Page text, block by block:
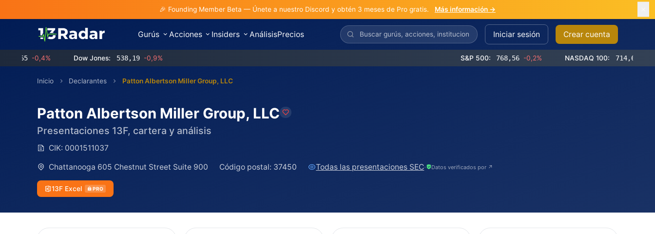
🎉 Founding Member Beta — Únete a nuestro Discord y obtén 3 meses de Pro gratis. Más información →
Gurús Acciones Insiders AnálisisPrecios Iniciar sesión Crear cuenta
-0,4% Dow Jones: 538,19 -0,9% S&P 500: 768,56 -0,2% NASDAQ 100: 714,65 -0,4%
Inicio Declarantes Patton Albertson Miller Group, LLC
Patton Albertson Miller Group, LLC
Presentaciones 13F, cartera y análisis
CIK: 0001511037
Chattanooga 605 Chestnut Street Suite 900 Código postal: 37450 Todas las presentaciones SEC· Datos verificados por ↗
13F Excel PRO